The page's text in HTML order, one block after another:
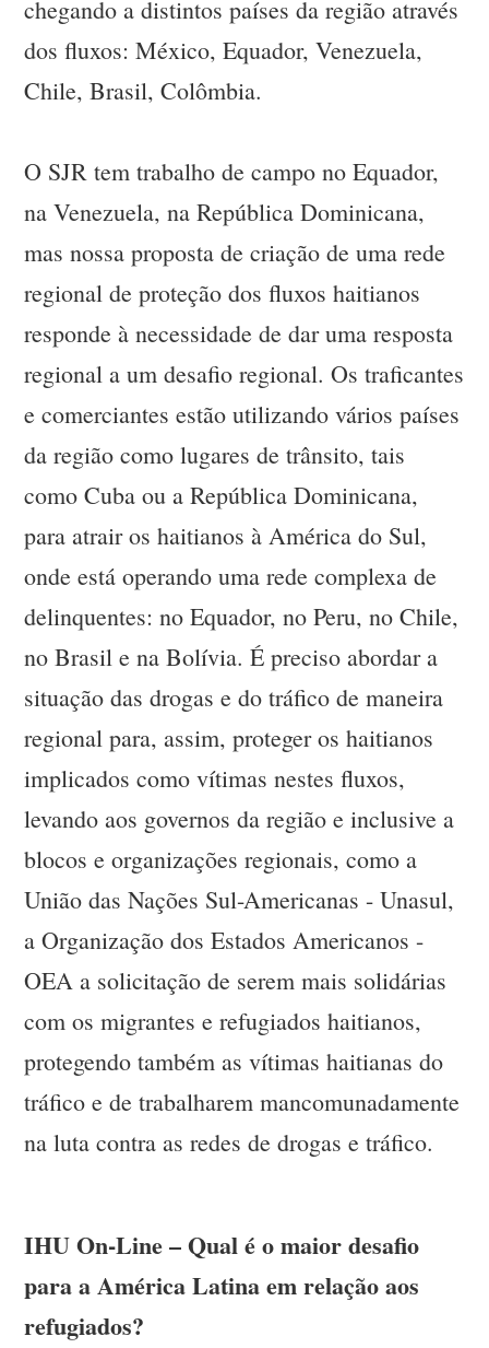
chegando a distintos países da região através
dos fluxos: México, Equador, Venezuela,
Chile, Brasil, Colômbia.
O SJR tem trabalho de campo no Equador,
na Venezuela, na República Dominicana,
mas nossa proposta de criação de uma rede
regional de proteção dos fluxos haitianos
responde à necessidade de dar uma resposta
regional a um desafio regional. Os traficantes
e comerciantes estão utilizando vários países
da região como lugares de trânsito, tais
como Cuba ou a República Dominicana,
para atrair os haitianos à América do Sul,
onde está operando uma rede complexa de
delinquentes: no Equador, no Peru, no Chile,
no Brasil e na Bolívia. É preciso abordar a
situação das drogas e do tráfico de maneira
regional para, assim, proteger os haitianos
implicados como vítimas nestes fluxos,
levando aos governos da região e inclusive a
blocos e organizações regionais, como a
União das Nações Sul-Americanas - Unasul,
a Organização dos Estados Americanos -
OEA a solicitação de serem mais solidárias
com os migrantes e refugiados haitianos,
protegendo também as vítimas haitianas do
tráfico e de trabalharem mancomunadamente
na luta contra as redes de drogas e tráfico.
IHU On-Line – Qual é o maior desafio
para a América Latina em relação aos
refugiados?